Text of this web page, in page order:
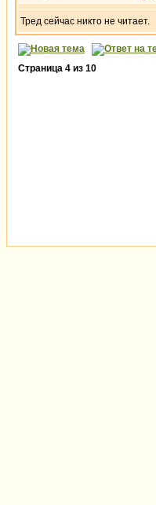
Тред сейчас никто не читает.
Страница 4 из 10